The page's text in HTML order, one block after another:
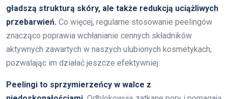
gładszą strukturą skóry, ale także redukcją uciążliwych
przebarwień. Co więcej, regularne stosowanie peelingów
znacząco poprawia wchłanianie cennych składników
aktywnych zawartych w naszych ulubionych kosmetykach,
pozwalając im działać jeszcze efektywniej.
Peelingi to sprzymierzeńcy w walce z